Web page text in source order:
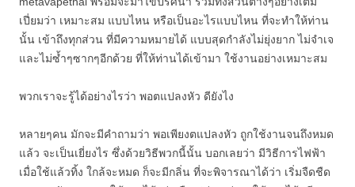
เปี่ยมว่า เหมาะสม แบบไหน หรือเป็นอะไรแบบไหน ที่จะทำให้ท่าน
นั้น เข้าถึงทุกส่วน ที่มีความหมายได้ แบบสุดกำลังไม่ยุ่งยาก ไม่จำเจ
และไม่ซ้ำๆซากๆอีกด้วย ที่ให้ท่านได้เข้ามา ใช้งานอย่างเหมาะสม
พวกเราจะรู้ได้อย่างไรว่า พอตแปลงหัว ดียังไง
หลายๆคน มักจะมีคำถามว่า พอเพียงตแปลงหัว ถูกใช้งานจนถึงหมด
แล้ว จะเป็นเยี่ยงไร ซึ่งด้วยวิธีพวกนี้นั้น บอกเลยว่า มีวิธีการไฟฟ้า
เมื่อใช้แล้วทิ้ง ใกล้จะหมด ก็จะมีกลิ่น ที่จะพิจารณาได้ว่า เริ่มจืดชืด